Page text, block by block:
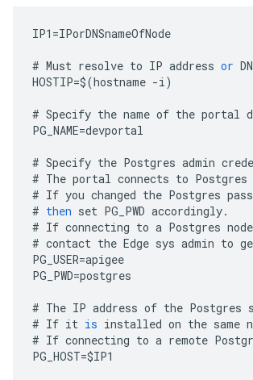
IP1 =IPorDNSnameOfNode
# Must resolve to IP address or
HOSTIP=$(hostname -i)
# Specify the name of the portal
PG_NAME=devportal
# Specify the Postgres admin
# The portal connects to Postgres
# If you changed the Postgres
# then set PG_PWD accordingly.
# If connecting to a Postgres node
# contact the Edge sys admin to
PG_USER=apigee
PG_PWD=postgres
# The IP address of the Postgres
# If it is installed on the same
# If connecting to a remote
PG_HOST=$IP1